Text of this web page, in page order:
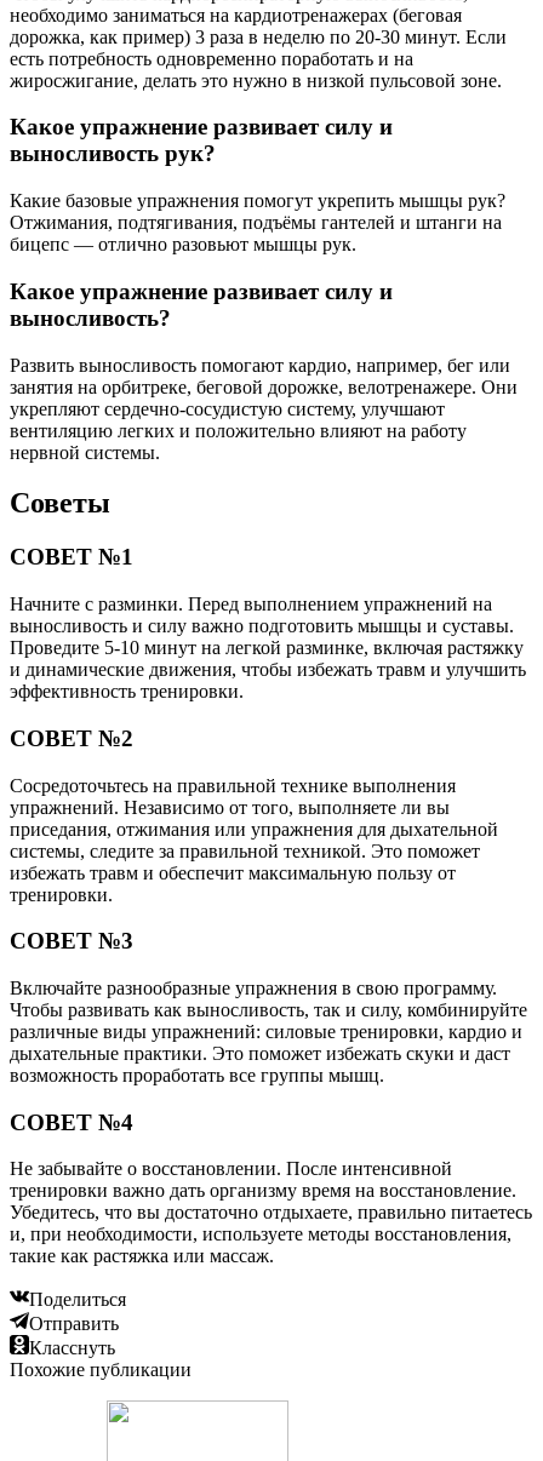
необходимо заниматься на кардиотренажерах (беговая
дорожка, как пример) 3 раза в неделю по 20-30 минут. Если
есть потребность одновременно поработать и на
жиросжигание, делать это нужно в низкой пульсовой зоне.
Какое упражнение развивает силу и
выносливость рук?
Какие базовые упражнения помогут укрепить мышцы рук?
Отжимания, подтягивания, подъёмы гантелей и штанги на
бицепс — отлично разовьют мышцы рук.
Какое упражнение развивает силу и
выносливость?
Развить выносливость помогают кардио, например, бег или
занятия на орбитреке, беговой дорожке, велотренажере. Они
укрепляют сердечно-сосудистую систему, улучшают
вентиляцию легких и положительно влияют на работу
нервной системы.
Советы
СОВЕТ №1
Начните с разминки. Перед выполнением упражнений на
выносливость и силу важно подготовить мышцы и суставы.
Проведите 5-10 минут на легкой разминке, включая растяжку
и динамические движения, чтобы избежать травм и улучшить
эффективность тренировки.
СОВЕТ №2
Сосредоточьтесь на правильной технике выполнения
упражнений. Независимо от того, выполняете ли вы
приседания, отжимания или упражнения для дыхательной
системы, следите за правильной техникой. Это поможет
избежать травм и обеспечит максимальную пользу от
тренировки.
СОВЕТ №3
Включайте разнообразные упражнения в свою программу.
Чтобы развивать как выносливость, так и силу, комбинируйте
различные виды упражнений: силовые тренировки, кардио и
дыхательные практики. Это поможет избежать скуки и даст
возможность проработать все группы мышц.
СОВЕТ №4
Не забывайте о восстановлении. После интенсивной
тренировки важно дать организму время на восстановление.
Убедитесь, что вы достаточно отдыхаете, правильно питаетесь
и, при необходимости, используете методы восстановления,
такие как растяжка или массаж.
Поделиться
Отправить
Класснуть
Похожие публикации